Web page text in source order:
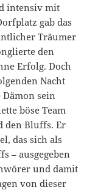
intensiv mit
gab das
Träumer
den
Erfolg. Doch
Nacht
sein
böse Team
den Bluffs. Er
das sich als
– ausgegeben
und damit
von dieser